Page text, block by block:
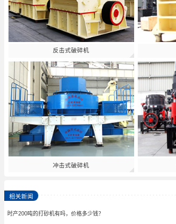
反击式破碎机
冲击式破碎机
相关新闻
时产200吨的打砂机有吗，价格多少钱？